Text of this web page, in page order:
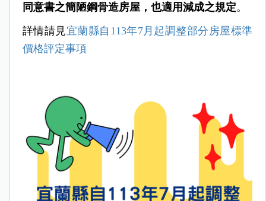
同意書之簡陋鋼骨造房屋，也適用減成之規定。
詳情請見宜蘭縣自113年7月起調整部分房屋標準
價格評定事項